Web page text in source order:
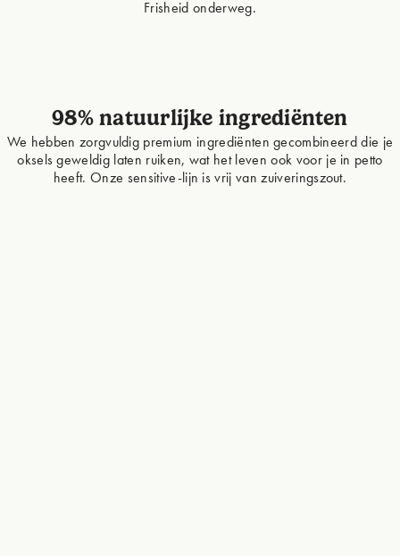
Frisheid onderweg.
98% natuurlijke ingrediënten
We hebben zorgvuldig premium ingrediënten gecombineerd die je
oksels geweldig laten ruiken, wat het leven ook voor je in petto
heeft. Onze sensitive-lijn is vrij van zuiveringszout.